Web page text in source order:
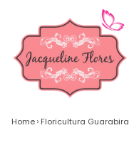
Home Floricultura Guarabira